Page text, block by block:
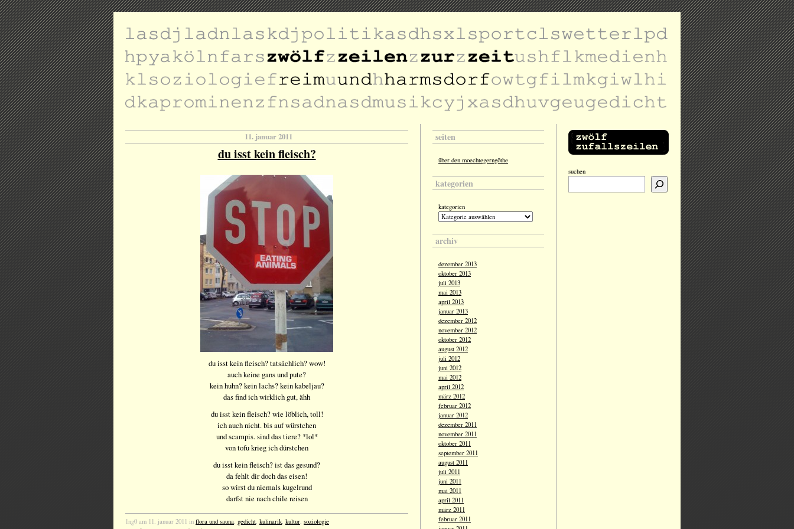
11. januar 2011
du isst kein fleisch?
du isst kein fleisch? tatsächlich? wow!
auch keine gans und pute?
kein huhn? kein lachs? kein kabeljau?
das find ich wirklich gut, ähh
du isst kein fleisch? wie löblich, toll!
ich auch nicht. bis auf würstchen
und scampis. sind das tiere? *lol*
von tofu krieg ich dürstchen
du isst kein fleisch? ist das gesund?
da fehlt dir doch das eisen!
so wirst du niemals kugelrund
darfst nie nach chile reisen
1ng0 am 11. januar 2011 in flora und sauna, gedicht, kulinarik, kultur, soziologie
seiten
über den moechtegerngöthe
kategorien
kategorien
archiv
dezember 2013
oktober 2013
juli 2013
mai 2013
april 2013
januar 2013
dezember 2012
november 2012
oktober 2012
august 2012
juli 2012
juni 2012
mai 2012
april 2012
märz 2012
februar 2012
januar 2012
dezember 2011
november 2011
oktober 2011
september 2011
august 2011
juli 2011
juni 2011
mai 2011
april 2011
märz 2011
februar 2011
suchen